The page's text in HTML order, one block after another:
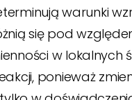
warunki
się pod
w
ponieważ